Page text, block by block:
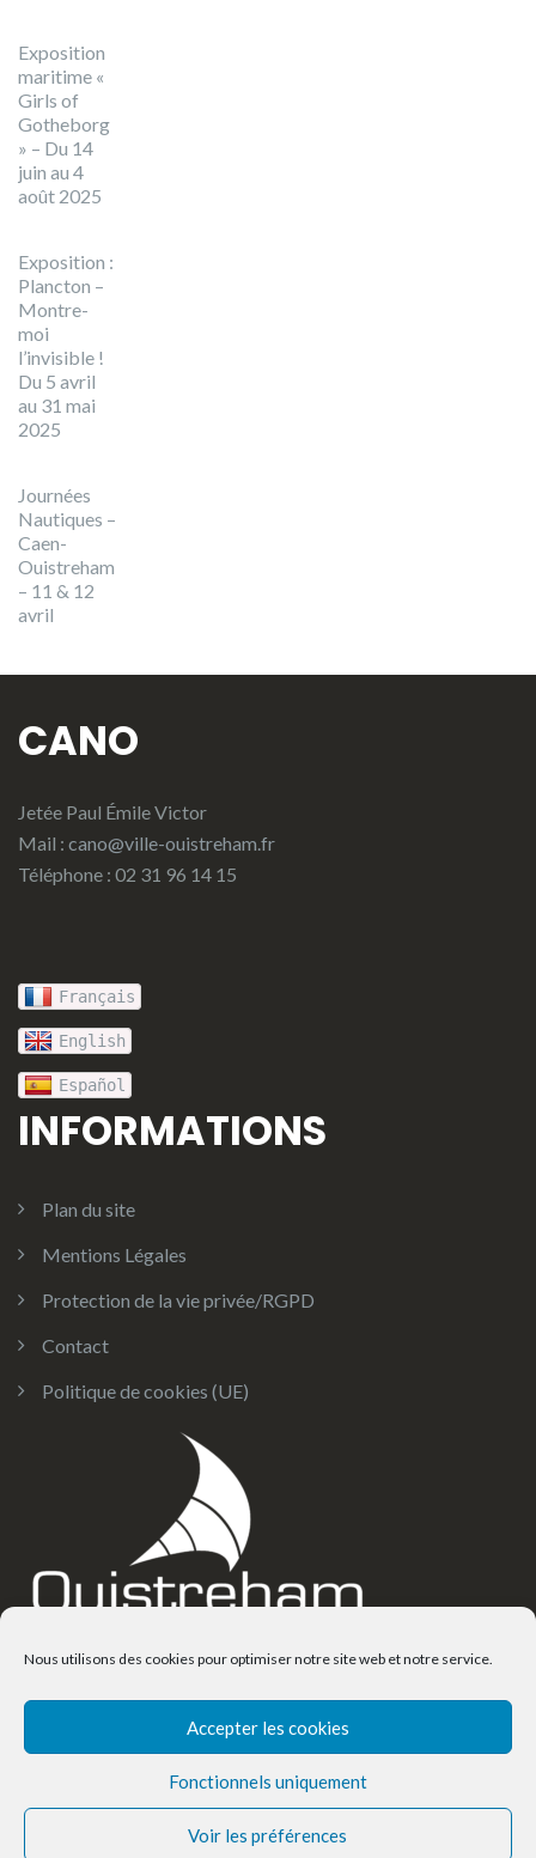
Nous utilisons des cookies pour optimiser notre site web et notre service.
Accepter les cookies
Fonctionnels uniquement
Voir les préférences
Exposition
maritime «
Girls of
Gotheborg
» – Du 14
juin au 4
août 2025
Exposition :
Plancton –
Montre-
moi
l’invisible !
Du 5 avril
au 31 mai
2025
Journées
Nautiques –
Caen-
Ouistreham
– 11 & 12
avril
CANO
Jetée Paul Émile Victor
Mail : cano@ville-ouistreham.fr
Téléphone : 02 31 96 14 15
Français
English
Español
INFORMATIONS
Plan du site
Mentions Légales
Protection de la vie privée/RGPD
Contact
Politique de cookies (UE)
© Copyright 2025. Mairie de Ouistreham Riva-Bella